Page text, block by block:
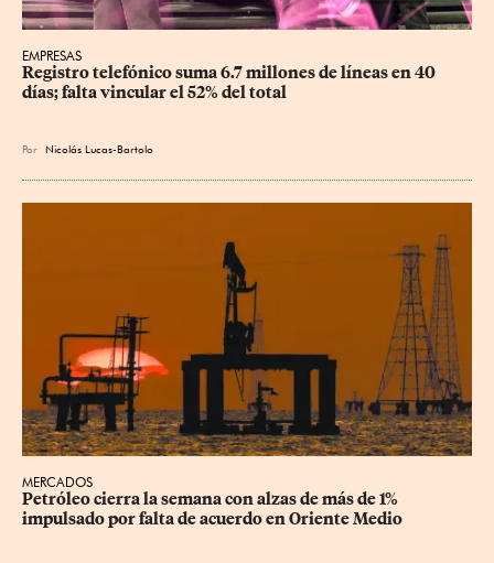
EMPRESAS
Registro telefónico suma 6.7 millones de líneas en 40
días; falta vincular el 52% del total
Por Nicolás Lucas-Bartolo
MERCADOS
Petróleo cierra la semana con alzas de más de 1%
impulsado por falta de acuerdo en Oriente Medio